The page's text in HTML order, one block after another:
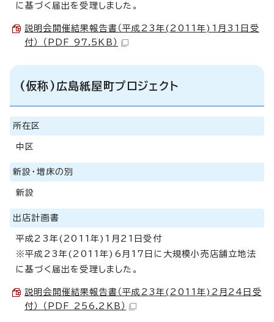
に基づく届出を受理しました。
説明会開催結果報告書（平成23年(2011年)1月31日受
付） （PDF 97.5KB）
(仮称)広島紙屋町プロジェクト
所在区
中区
新設・増床の別
新設
出店計画書
平成23年(2011年)1月21日受付
※平成23年(2011年)6月17日に大規模小売店舗立地法
に基づく届出を受理しました。
説明会開催結果報告書（平成23年(2011年)2月24日受
付） （PDF 256.2KB）